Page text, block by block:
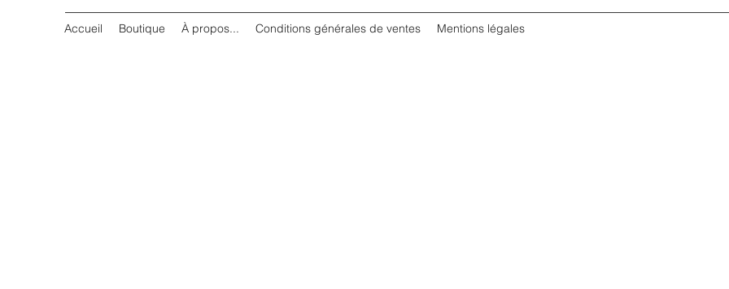
Accueil Boutique À propos... Conditions générales de ventes Mentions légales